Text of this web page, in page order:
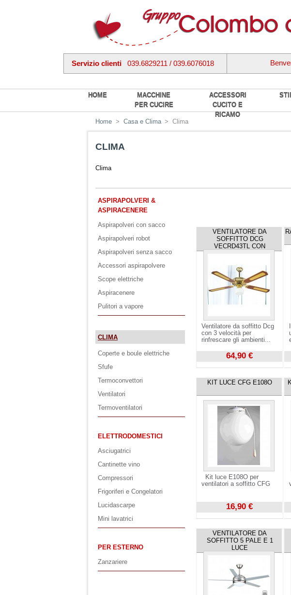
HOME
MACCHINE
PER CUCIRE
ACCESSORI
CUCITO E
RICAMO
Servizio clienti 039.6829211 / 039.6076018
Home > Casa e Clima > Clima
CLIMA
Clima
ASPIRAPOLVERI &
ASPIRACENERE
Aspirapolveri con sacco
Aspirapolveri robot
Aspirapolveri senza sacco
Accessori aspirapolvere
Scope elettriche
Aspiracenere
Pulitori a vapore
CLIMA
Coperte e boule elettriche
Sfufe
Termoconvettori
Ventilatori
Termoventilatori
ELETTRODOMESTICI
Asciugatrici
Cantinette vino
Compressori
Frigoriferi e Congelatori
Lucidascarpe
Mini lavatrici
PER ESTERNO
Zanzariere
VENTILATORE DA
SOFFITTO DCG
VECRD43TL CON
Ventilatore da soffitto Dcg
con 3 velocità per
rinfrescare gli ambienti...
64,90 €
KIT LUCE CFG E108O
Kit luce E108O per
ventilatori a soffitto CFG
16,90 €
VENTILATORE DA
SOFFITTO 5 PALE E 1
LUCE